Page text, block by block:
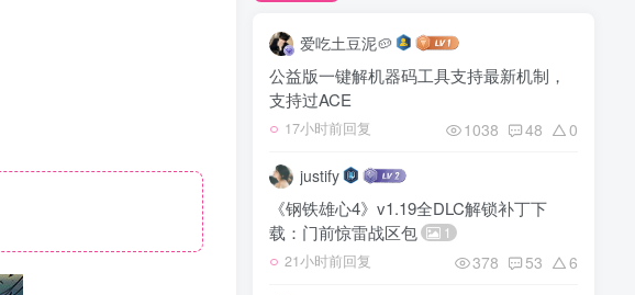
爱吃土豆泥🥔
公益版一键解机器码工具支持最新机制，
支持过ACE
17小时前回复 1038 48 0
justify
《钢铁雄心4》v1.19全DLC解锁补丁下
载：门前惊雷战区包
1
21小时前回复 378 53 6